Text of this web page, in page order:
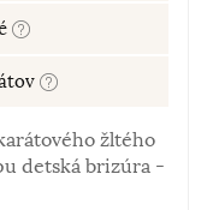
žltého
detská brizúra -